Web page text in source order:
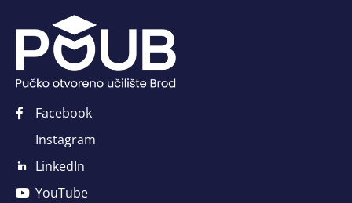
Facebook
Instagram
LinkedIn
YouTube